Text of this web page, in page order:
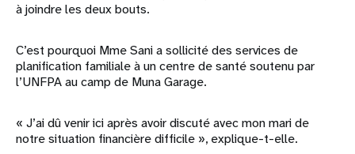
à joindre les deux bouts.
C’est pourquoi Mme Sani a sollicité des services de
planification familiale à un centre de santé soutenu par
l’UNFPA au camp de Muna Garage.
« J’ai dû venir ici après avoir discuté avec mon mari de
notre situation financière difficile », explique-t-elle.